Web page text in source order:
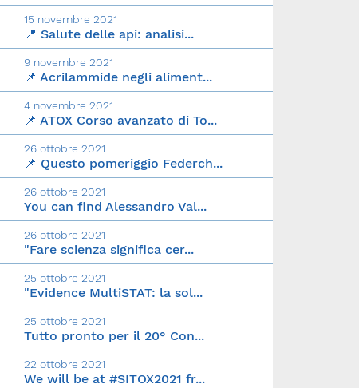
15 novembre 2021
📍 Salute delle api: analisi...
9 novembre 2021
📌 Acrilammide negli aliment...
4 novembre 2021
📌 ATOX Corso avanzato di To...
26 ottobre 2021
📌 Questo pomeriggio Federch...
26 ottobre 2021
You can find Alessandro Val...
26 ottobre 2021
"Fare scienza significa cer...
25 ottobre 2021
"Evidence MultiSTAT: la sol...
25 ottobre 2021
Tutto pronto per il 20° Con...
22 ottobre 2021
We will be at #SITOX2021 fr...